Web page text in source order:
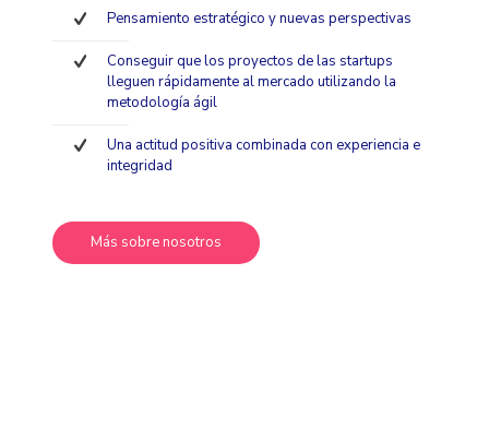
Pensamiento estratégico y nuevas perspectivas
Conseguir que los proyectos de las startups
lleguen rápidamente al mercado utilizando la
metodología ágil
Una actitud positiva combinada con experiencia e
integridad
Más sobre nosotros